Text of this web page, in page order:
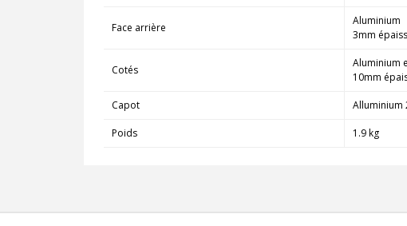
Face arrière
Aluminium
3mm
Cotés
Aluminium
10mm
Capot Alluminium
Poids 1.9 kg